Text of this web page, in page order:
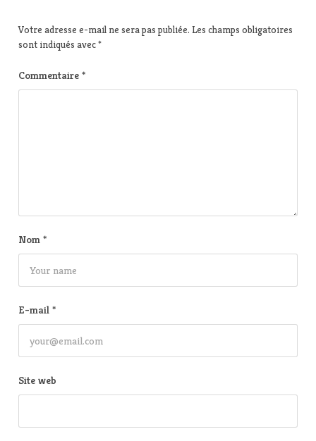
Votre adresse e-mail ne sera pas publiée. Les champs obligatoires
sont indiqués avec*
Commentaire *
Nom *
E-mail *
Site web